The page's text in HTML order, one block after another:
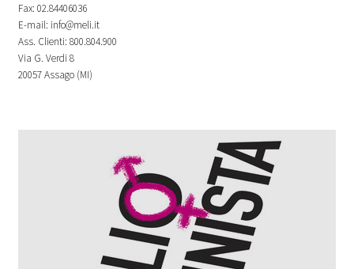
Fax: 02.84406036
E-mail: info@meli.it
Ass. Clienti: 800.804.900
Via G. Verdi 8
20057 Assago (MI)